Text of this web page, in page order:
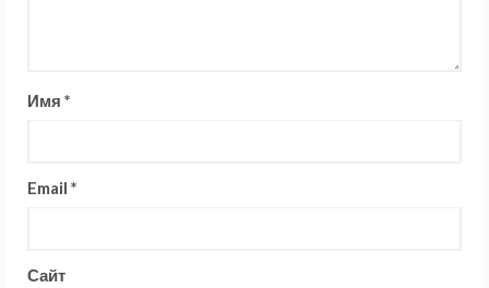
Имя *
Email *
Сайт